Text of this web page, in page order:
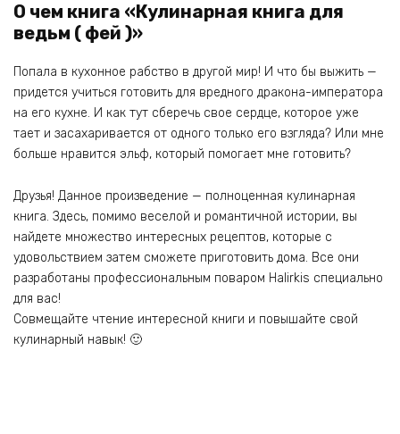
О чем книга «Кулинарная книга для
ведьм ( фей )»
Попала в кухонное рабство в другой мир! И что бы выжить —
придется учиться готовить для вредного дракона-императора
на его кухне. И как тут сберечь свое сердце, которое уже
тает и засахаривается от одного только его взгляда? Или мне
больше нравится эльф, который помогает мне готовить?
Друзья! Данное произведение — полноценная кулинарная
книга. Здесь, помимо веселой и романтичной истории, вы
найдете множество интересных рецептов, которые с
удовольствием затем сможете приготовить дома. Все они
разработаны профессиональным поваром Halirkis специально
для вас!
Совмещайте чтение интересной книги и повышайте свой
кулинарный навык! 🙂